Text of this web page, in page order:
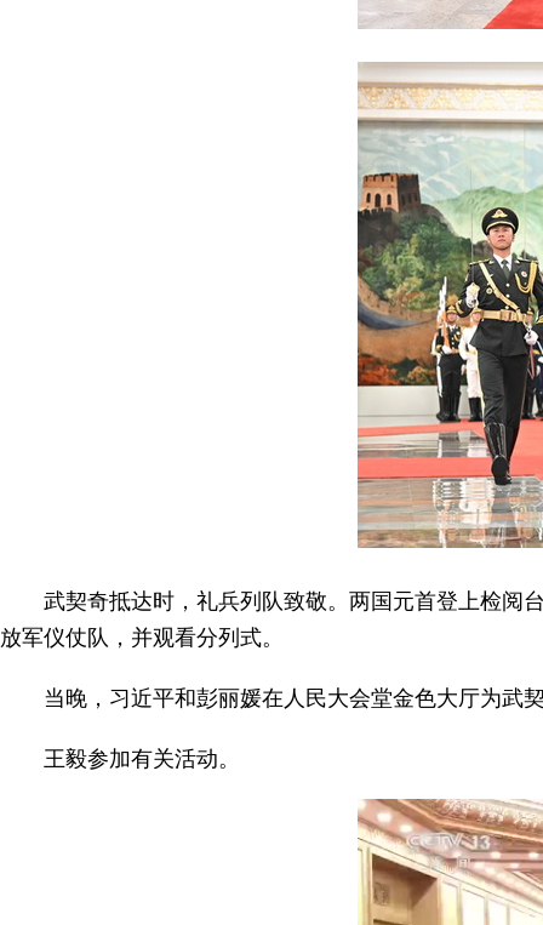
武契奇抵达时，礼兵列队致敬。两国元首登上检阅
放军仪仗队，并观看分列式。
当晚，习近平和彭丽媛在人民大会堂金色大厅为武
王毅参加有关活动。